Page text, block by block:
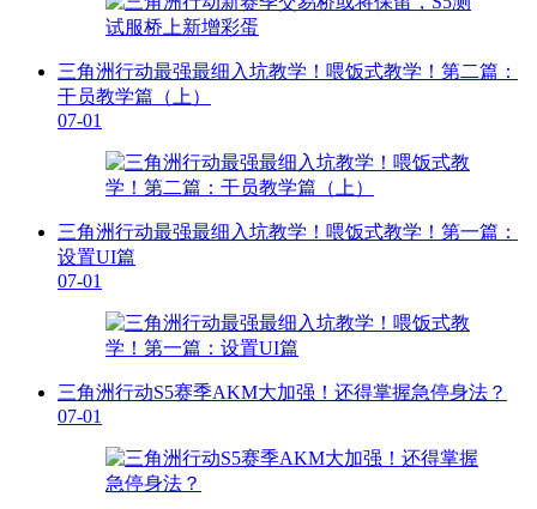
三角洲行动最强最细入坑教学！喂饭式教学！第二篇：
干员教学篇（上）
07-01
三角洲行动最强最细入坑教学！喂饭式教学！第一篇：
设置UI篇
07-01
三角洲行动S5赛季AKM大加强！还得掌握急停身法？
07-01